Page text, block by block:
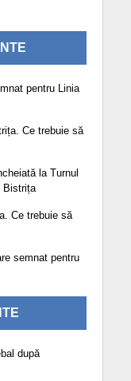
pentru Linia
Ce trebuie să
la Turnul
Bistrița
Ce trebuie să
semnat pentru
după